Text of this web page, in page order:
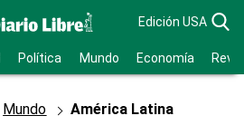
Edición USA
Política Mundo Economía
Mundo América Latina